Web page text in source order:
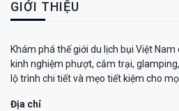
GIỚI THIỆU
Khám phá thế giới du lịch bụi Việt Nam
kinh nghiệm phượt, cắm trại,
lộ trình chi tiết và mẹo tiết kiệm cho
Địa chỉ